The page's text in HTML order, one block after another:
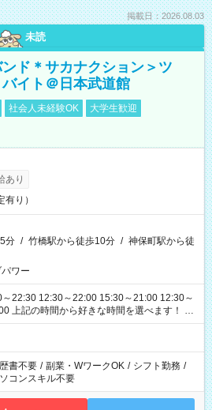
掲載日：2026.08.03
未読
ド＊サカナクション＞ツ
イト＠日本武道館
社会人未経験OK
大学生歓迎
あり
り）
分 / 竹橋駅から徒歩10分 / 神保町駅から徒
ワー
～22:30 12:30～22:00 15:30～21:00 12:30～
！ ※
能性があります
書不要 / 副業・WワークOK / シフト勤務 /
コンスキル不要